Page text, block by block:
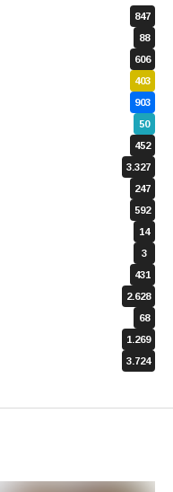
847
88
606
403
903
50
452
3.327
247
592
14
3
431
2.628
68
1.269
3.724